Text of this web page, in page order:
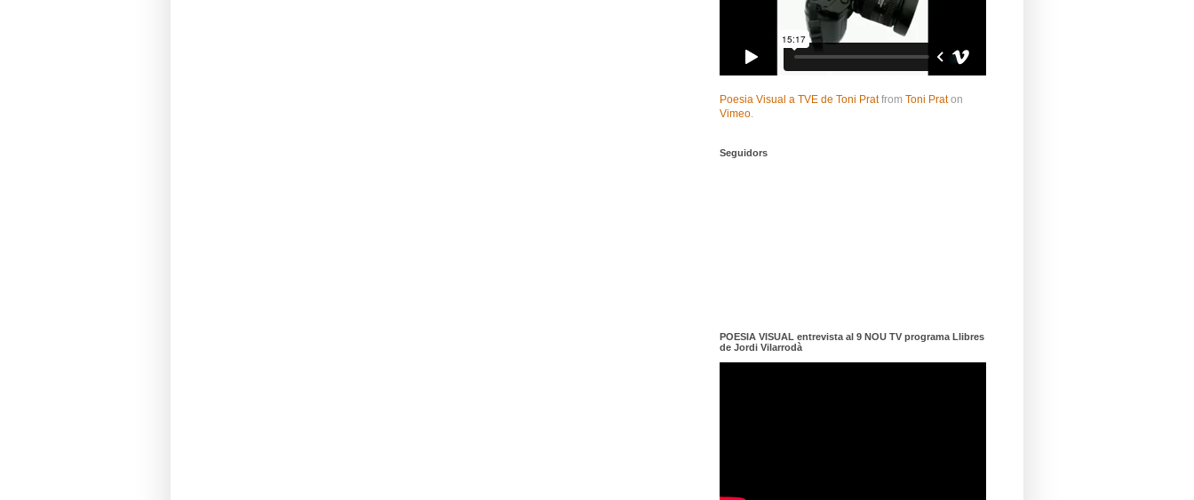
Poesia Visual a TVE de Toni Pratfrom Toni Praton
Vimeo.
Seguidors
POESIA VISUAL entrevista al 9 NOU TV programa Llibres
de Jordi Vilarrodà